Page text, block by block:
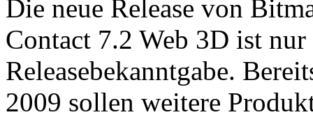
Die neue Release von
Contact 7.2 Web 3D ist
Releasebekanntgabe.
2009 sollen weitere